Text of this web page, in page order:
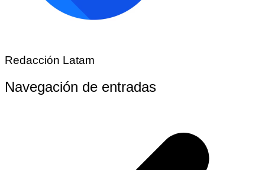
Redacción Latam
Navegación de entradas